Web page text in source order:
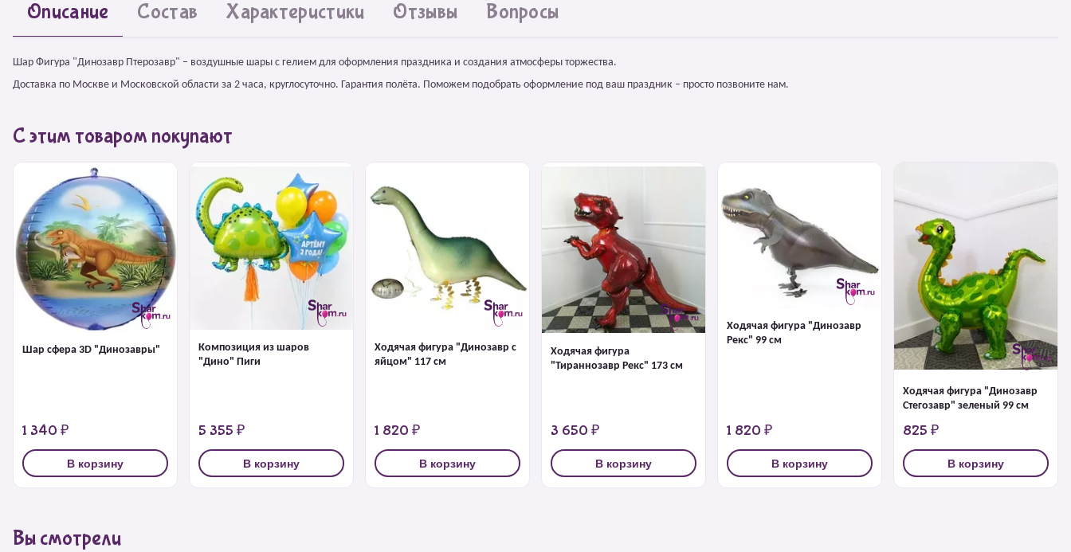
Описание Состав Характеристики Отзывы Вопросы
Шар Фигура "Динозавр Птерозавр" – воздушные шары с гелием для оформления праздника и создания атмосферы торжества.
Доставка по Москве и Московской области за 2 часа, круглосуточно. Гарантия полёта. Поможем подобрать оформление под ваш праздник – просто позвоните нам.
С этим товаром покупают
Шар сфера 3D "Динозавры"
1 340 ₽
В корзину
Композиция из шаров
"Дино" Пиги
5 355 ₽
В корзину
Ходячая фигура "Динозавр с
яйцом" 117 см
1 820 ₽
В корзину
Ходячая фигура
"Тираннозавр Рекс" 173 см
3 650 ₽
В корзину
Ходячая фигура "Динозавр
Рекс" 99 см
1 820 ₽
В корзину
Ходячая фигура "Динозавр
Стегозавр" зеленый 99 см
825 ₽
В корзину
Вы смотрели